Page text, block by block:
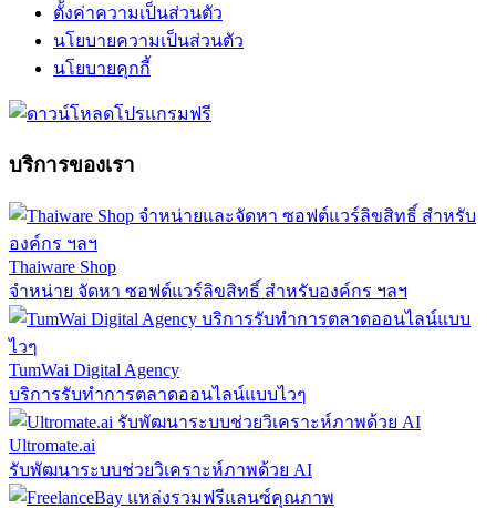
ตั้งค่าความเป็นส่วนตัว
นโยบายความเป็นส่วนตัว
นโยบายคุกกี้
บริการของเรา
Thaiware Shop
จำหน่าย จัดหา ซอฟต์แวร์ลิขสิทธิ์ สำหรับองค์กร ฯลฯ
TumWai Digital Agency
บริการรับทำการตลาดออนไลน์แบบไวๆ
Ultromate.ai
รับพัฒนาระบบช่วยวิเคราะห์ภาพด้วย AI